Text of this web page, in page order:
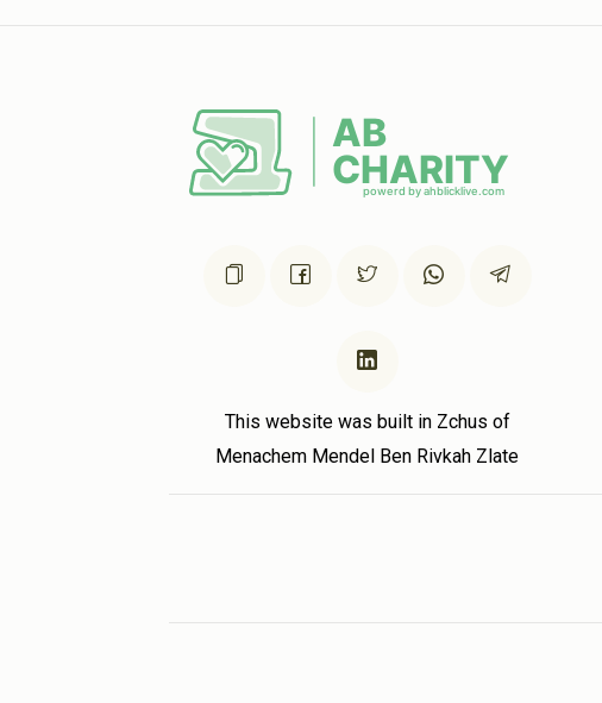
יעקב יושע גרינוואלד ארי' הלוי ווערצבערגער
1 year ago
פרנס היום
This website was built in Zchus of
Menachem Mendel Ben Rivkah Zlate